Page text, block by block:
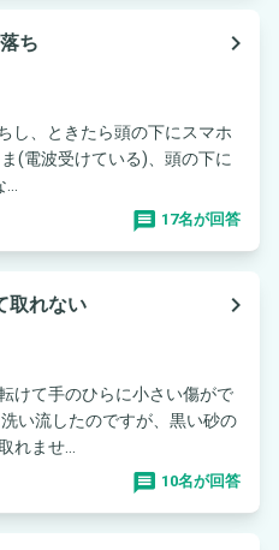
ち
navigate_next
し、ときたら頭の下にスマホ
17名が回答
取れない
navigate_next
けて手のひらに小さい傷がで
い流したのですが、黒い砂の
れませ...
10名が回答